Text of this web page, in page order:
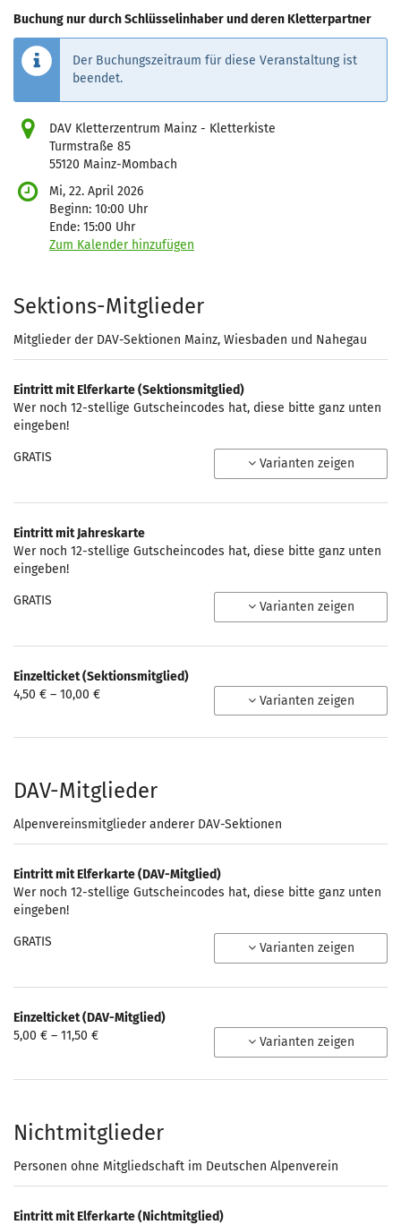
Buchung nur durch Schlüsselinhaber und deren Kletterpartner
Der Buchungszeitraum für diese Veranstaltung ist
beendet.
DAV Kletterzentrum Mainz - Kletterkiste
Turmstraße 85
55120 Mainz-Mombach
Mi, 22. April 2026
Beginn: 10:00 Uhr
Ende: 15:00 Uhr
Zum Kalender hinzufügen
Produkte
Sektions-Mitglieder
Mitglieder der DAV-Sektionen Mainz, Wiesbaden und Nahegau
Eintritt mit Elferkarte (Sektionsmitglied)
Wer noch 12-stellige Gutscheincodes hat, diese bitte ganz unten
eingeben!
GRATIS Varianten zeigen
Eintritt mit Jahreskarte
Wer noch 12-stellige Gutscheincodes hat, diese bitte ganz unten
eingeben!
GRATIS Varianten zeigen
Einzelticket (Sektionsmitglied)
von
4,50 € – 10,00 € Varianten zeigen
DAV-Mitglieder
Alpenvereinsmitglieder anderer DAV-Sektionen
Eintritt mit Elferkarte (DAV-Mitglied)
Wer noch 12-stellige Gutscheincodes hat, diese bitte ganz unten
eingeben!
GRATIS Varianten zeigen
Einzelticket (DAV-Mitglied)
von
5,00 € – 11,50 € Varianten zeigen
Nichtmitglieder
Personen ohne Mitgliedschaft im Deutschen Alpenverein
Eintritt mit Elferkarte (Nichtmitglied)